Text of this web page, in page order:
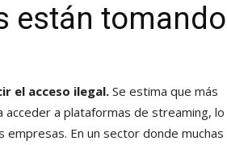
están tomando
el acceso ilegal.Se estima que más
a plataformas de streaming, lo
En un sector donde muchas